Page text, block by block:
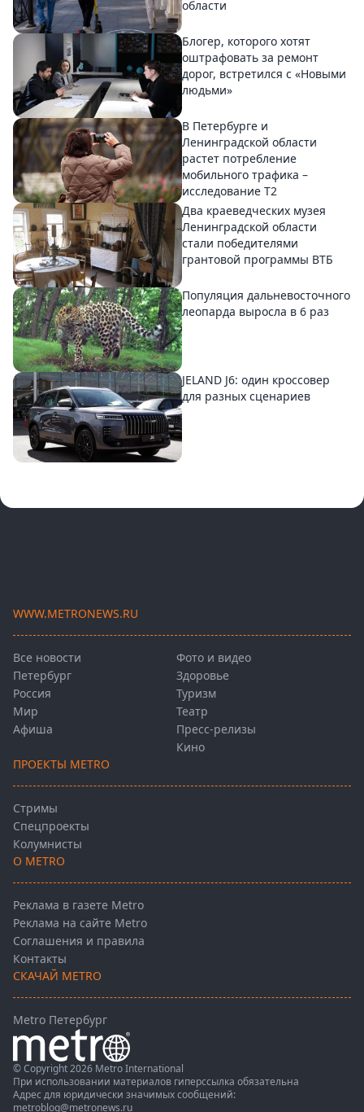
области
Блогер, которого хотят
оштрафовать за ремонт
дорог, встретился с «Новыми
людьми»
В Петербурге и
Ленинградской области
растет потребление
мобильного трафика –
исследование T2
Два краеведческих музея
Ленинградской области
стали победителями
грантовой программы ВТБ
Популяция дальневосточного
леопарда выросла в 6 раз
JELAND J6: один кроссовер
для разных сценариев
WWW.METRONEWS.RU
Все новости
Петербург
Россия
Мир
Афиша
Фото и видео
Здоровье
Туризм
Театр
Пресс-релизы
Кино
ПРОЕКТЫ METRO
Стримы
Спецпроекты
Колумнисты
О METRO
Реклама в газете Metro
Реклама на сайте Metro
Соглашения и правила
Контакты
СКАЧАЙ METRO
Metro Петербург
© Copyright 2026 Metro International
При использовании материалов гиперссылка обязательна
Адрес для юридически значимых сообщений:
metroblog@metronews.ru